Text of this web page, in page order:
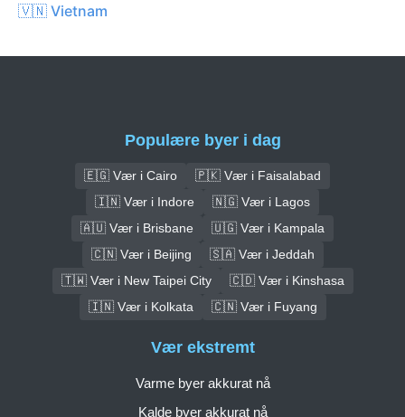
🇻🇳 Vietnam
Populære byer i dag
🇪🇬 Vær i Cairo
🇵🇰 Vær i Faisalabad
🇮🇳 Vær i Indore
🇳🇬 Vær i Lagos
🇦🇺 Vær i Brisbane
🇺🇬 Vær i Kampala
🇨🇳 Vær i Beijing
🇸🇦 Vær i Jeddah
🇹🇼 Vær i New Taipei City
🇨🇩 Vær i Kinshasa
🇮🇳 Vær i Kolkata
🇨🇳 Vær i Fuyang
Vær ekstremt
Varme byer akkurat nå
Kalde byer akkurat nå